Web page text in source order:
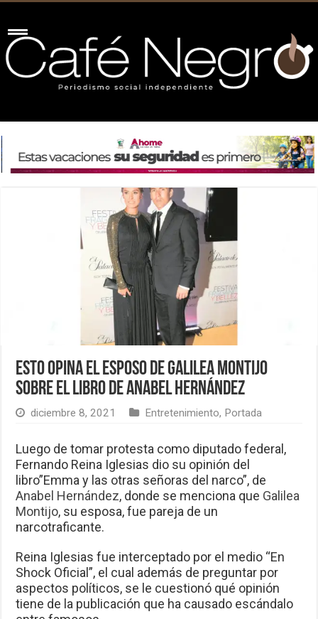
Esto opina el esposo de Galilea Montijo
sobre el libro de Anabel Hernández
diciembre 8, 2021 Entretenimiento, Portada
Luego de tomar protesta como diputado federal,
Fernando Reina Iglesias dio su opinión del
libro”Emma y las otras señoras del narco”, de
Anabel Hernández, donde se menciona que Galilea
Montijo, su esposa, fue pareja de un
narcotraficante.
Reina Iglesias fue interceptado por el medio “En
Shock Oficial”, el cual además de preguntar por
aspectos políticos, se le cuestionó qué opinión
tiene de la publicación que ha causado escándalo